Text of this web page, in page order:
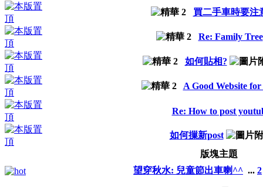
買二手車時要注
Re: Family Tree
如何貼相?
A Good Website
Re: How to post
如何摷新post
版塊主題
望穿秋水: 兒童節出車喇^^ ... 2